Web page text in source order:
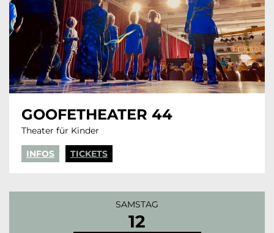
GOOFETHEATER 44
Theater für Kinder
INFOS TICKETS
SAMSTAG
12